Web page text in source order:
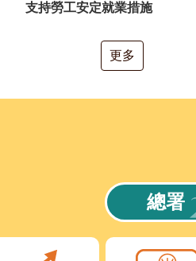
支持勞工安定就業措施
更多
總署